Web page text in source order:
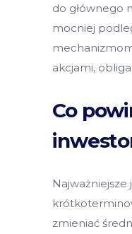
do głównego
mocniej
akcjami,
Co
Najważniejsze
zmieniać